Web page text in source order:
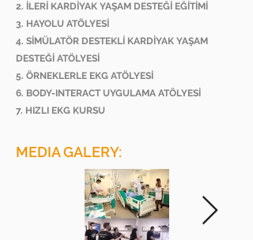
2. İLERİ KARDİYAK YAŞAM DESTEĞİ EĞİTİMİ
3. HAYOLU ATÖLYESİ
4. SİMÜLATÖR DESTEKLİ KARDİYAK YAŞAM
DESTEĞİ ATÖLYESİ
5. ÖRNEKLERLE EKG ATÖLYESİ
6. BODY-INTERACT UYGULAMA ATÖLYESİ
7. HIZLI EKG KURSU
MEDIA GALERY: